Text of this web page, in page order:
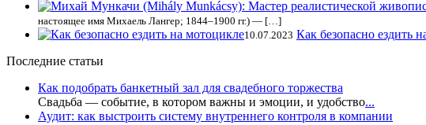
настоящее имя Михаель Лангер; 1844–1900 гг.) — […]
10.07.2023 Как безопасно ездить
Последние статьи
Как подобрать банкетный зал для свадебного торжества
Свадьба — событие, в котором важны и эмоции, и удобство...
Аудит: как выстроить систему внутреннего контроля в компании